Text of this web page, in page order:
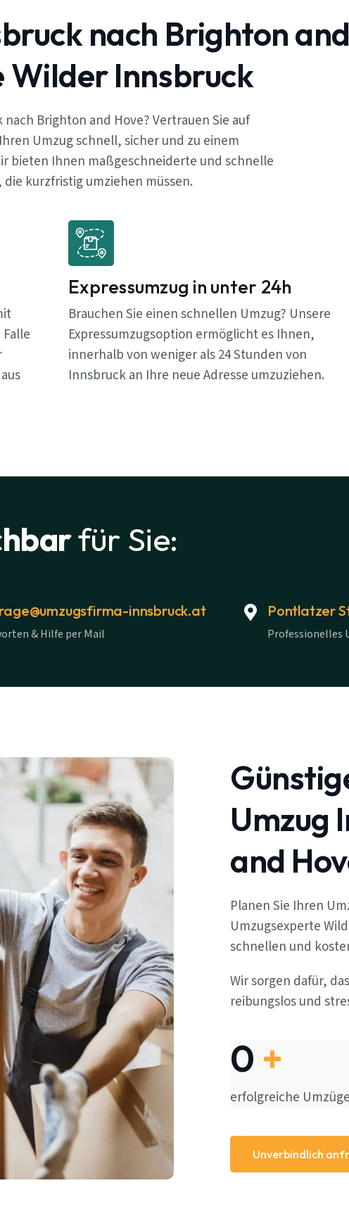
nach Brighton
Wilder Innsbruck
Brighton and Hove? Vertrauen Sie auf
Umzug schnell, sicher und zu einem
bieten Ihnen maßgeschneiderte und schnelle
kurzfristig umziehen müssen.
Expressumzug in unter 24h
Brauchen Sie einen schnellen Umzug? Unsere
Expressumzugsoption ermöglicht es Ihnen,
innerhalb von weniger als 24 Stunden von
Innsbruck an Ihre neue Adresse umzuziehen.
für Sie:
innsbruck.at
& Hilfe per Mail
Pontlatzer
Professionelles
Umzug
and
Planen Sie Ihren
Umzugsexperte
schnellen und
Wir sorgen dafür,
reibungslos und
0 +
erfolgreiche Umzüge
Unverbindlich